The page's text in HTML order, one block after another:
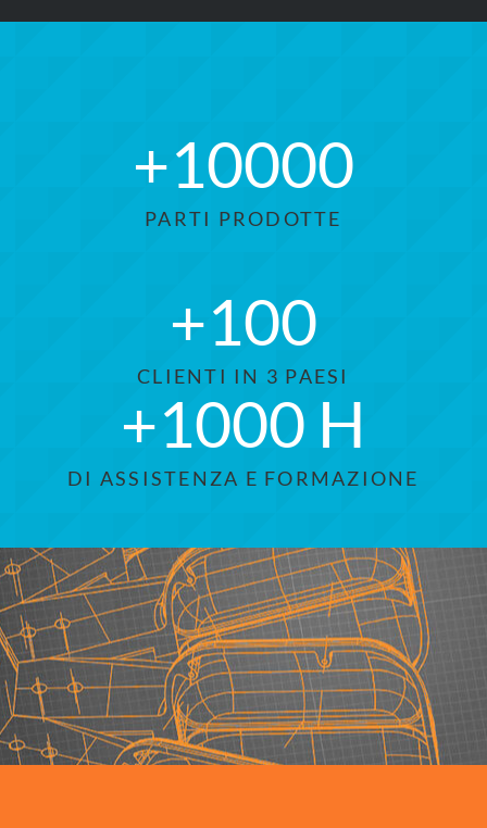
+10000
PARTI PRODOTTE
+100
CLIENTI IN 3 PAESI
+1000 H
DI ASSISTENZA E FORMAZIONE